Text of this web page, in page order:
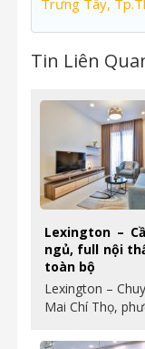
Trưng Tây,
Tin Liên
Lexington –
ngủ, full nội
toàn bộ
Lexington –
Mai Chí Thọ,